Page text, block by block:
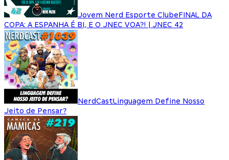
Jovem Nerd Esporte ClubeFINAL DA
COPA: A ESPANHA É BI, E O JNEC VOA?! | JNEC 42
NerdCastLinguagem Define Nosso
Jeito de Pensar?